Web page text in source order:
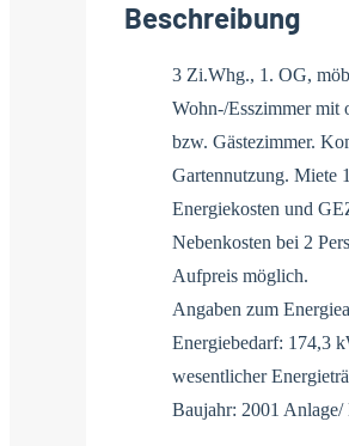
Beschreibung
3 Zi.Whg., 1. OG,
Wohn-/Esszimmer
bzw. Gästezimmer.
Gartennutzung. Miete
Energiekosten und
Nebenkosten bei 2
Aufpreis möglich.
Angaben zum
Energiebedarf: 174,3
wesentlicher
Baujahr: 2001 Anlage/